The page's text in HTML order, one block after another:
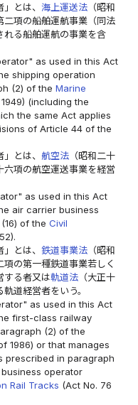
」とは、海上運送法 （昭和
二項の船舶運航事業（同法
れる船舶運航の事業を含
as used in this Act
shipping operation
(2) of theMarine
(including the
the same Act applies
of Article 44 of the
」とは、航空法 （昭和二十
項の航空運送事業を経営
as used in this Act
air carrier business
of theCivil
」とは、鉄道事業法 （昭和
の第一種鉄道事業若しく
する者又は軌道法 （大正十
道経営者をいう。
as used in this Act
first-class railway
(2) of the
1986) or that manages
prescribed in paragraph
operator
Rail Tracks (Act No. 76